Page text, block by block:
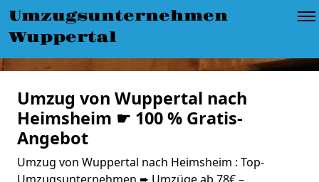
Umzugsunternehmen
Wuppertal
Umzug von Wuppertal nach
Heimsheim ☛ 100 % Gratis-
Angebot
Umzug von Wuppertal nach Heimsheim : Top-